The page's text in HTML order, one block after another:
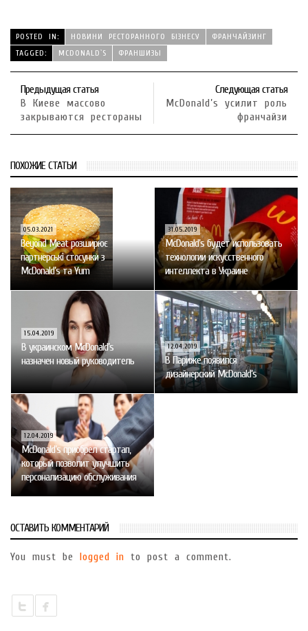
POSTED IN: НОВИНИ РЕСТОРАННОГО БІЗНЕСУ
ФРАНЧАЙЗИНГ
TAGGED:
MCDONALD`S ФРАНШИЗЫ
Предыдущая статья
В Киеве массово
закрываются рестораны
Следующая статья
McDonald’s усилит роль
франчайзи
ПОХОЖИЕ СТАТЬИ
05.03.2021
Beyond Meat розширює
партнерські стосунки з
McDonald’s та Yum
31.05.2019
McDonald’s будет использовать
технологии искусственного
интеллекта в Украине
15.04.2019
В украинском McDonald’s
назначен новый руководитель
12.04.2019
В Париже появился
дизайнерский McDonald’s
12.04.2019
McDonald’s приобрел стартап,
который позволит улучшить
персонализацию обслуживания
ОСТАВИТЬ КОММЕНТАРИЙ
You must be logged in to post a comment.